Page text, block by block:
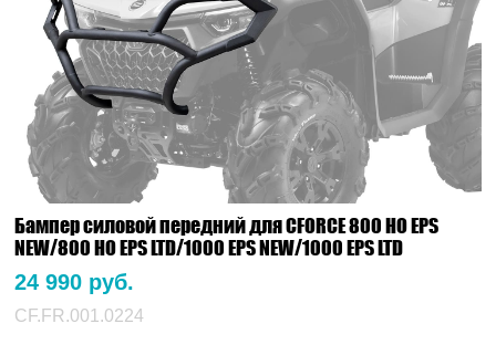
Бампер силовой передний для CFORCE 800 HO EPS
NEW/800 HO EPS LTD/1000 EPS NEW/1000 EPS LTD
24 990 руб.
CF.FR.001.0224